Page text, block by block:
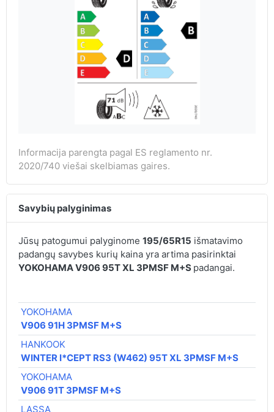
Informacija parengta pagal ES reglamento nr.
2020/740 viešai skelbiamas gaires.
Savybių palyginimas
Jūsų patogumui palyginome 195/65R15 išmatavimo
padangų savybes kurių kaina yra artima pasirinktai
YOKOHAMA V906 95T XL 3PMSF M+S padangai.
YOKOHAMA
V906 91H 3PMSF M+S
HANKOOK
WINTER I*CEPT RS3 (W462) 95T XL 3PMSF M+S
YOKOHAMA
V906 91T 3PMSF M+S
LASSA